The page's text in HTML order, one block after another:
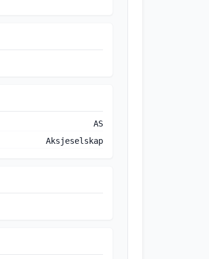
AS
Aksjeselskap